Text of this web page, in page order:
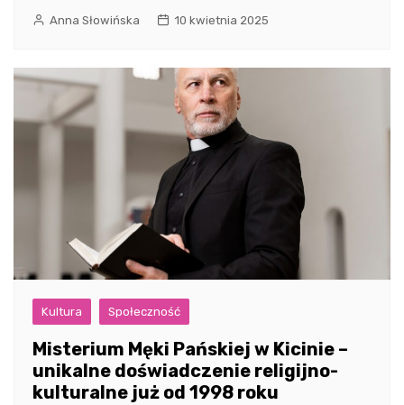
Anna Słowińska 10 kwietnia 2025
Kultura Społeczność
Misterium Męki Pańskiej w Kicinie –
unikalne doświadczenie religijno-
kulturalne już od 1998 roku